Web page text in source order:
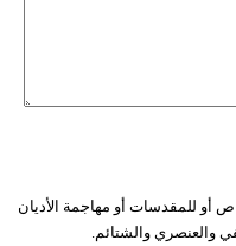
أو للمقدسات أو مهاجمة الأديان
والعنصري والشتائم.